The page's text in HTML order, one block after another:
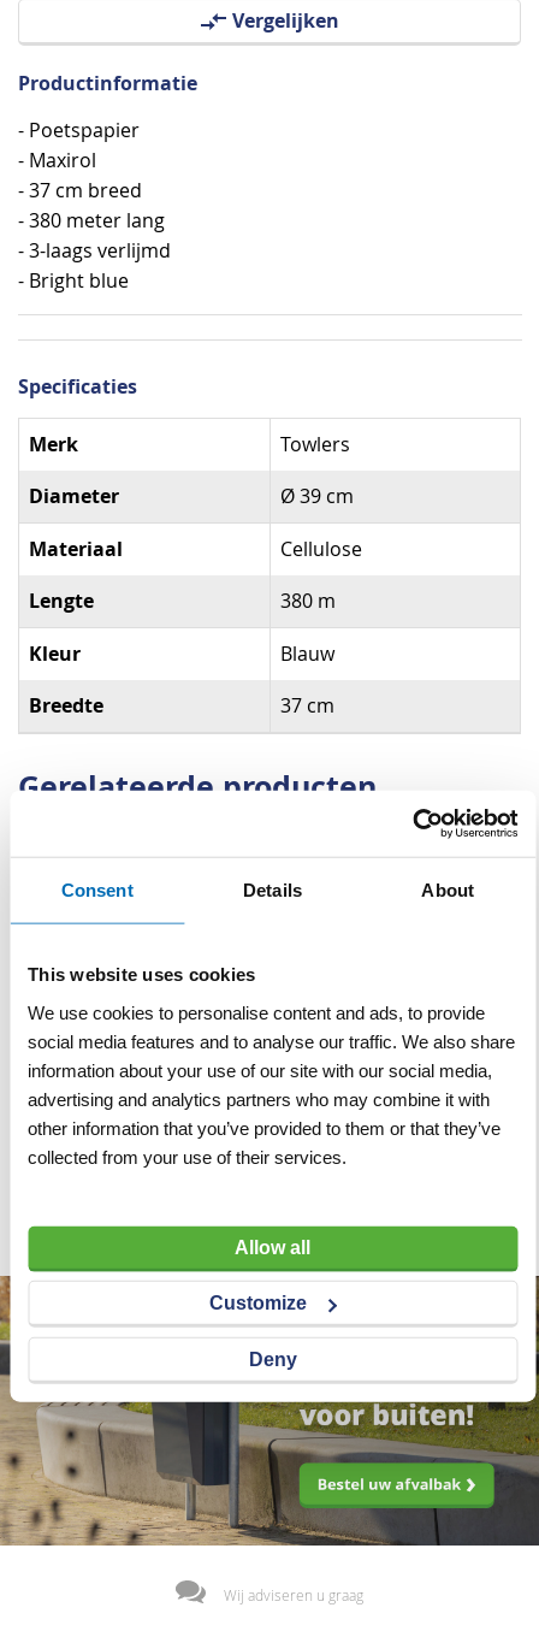
Consent Details About
This website uses cookies
We use cookies to personalise content and ads, to provide
social media features and to analyse our traffic. We also share
information about your use of our site with our social media,
advertising and analytics partners who may combine it with
other information that you’ve provided to them or that they’ve
collected from your use of their services.
Allow all
Customize
Deny
Vergelijken
Productinformatie
- Poetspapier
- Maxirol
- 37 cm breed
- 380 meter lang
- 3-laags verlijmd
- Bright blue
Specificaties
Specificaties
Merk Towlers
Diameter Ø 39 cm
Materiaal Cellulose
Lengte 380 m
Kleur Blauw
Breedte 37 cm
Gerelateerde producten
Poetspapier Maxi | blauw
| 380 m | 38 cm | Ø30 cm
| 2-laags | per stuk
VERLANGLIJST
VERGELIJKEN
Wij adviseren u graag